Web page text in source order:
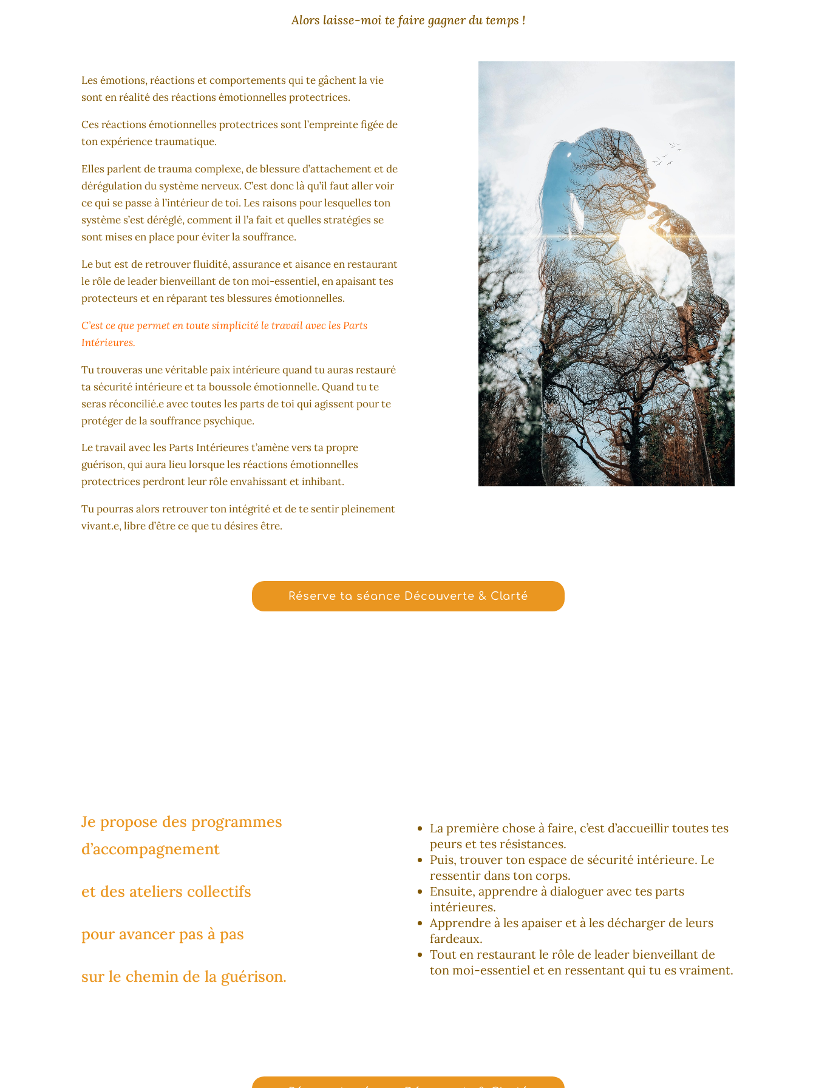
Alors laisse-moi te faire gagner du temps !
Les émotions, réactions et comportements qui te gâchent la vie
sont en réalité des réactions émotionnelles protectrices.
Ces réactions émotionnelles protectrices sont l’empreinte figée de
ton expérience traumatique.
Elles parlent de trauma complexe, de blessure d’attachement et de
dérégulation du système nerveux. C’est donc là qu’il faut aller voir
ce qui se passe à l’intérieur de toi. Les raisons pour lesquelles ton
système s’est déréglé, comment il l’a fait et quelles stratégies se
sont mises en place pour éviter la souffrance.
Le but est de retrouver fluidité, assurance et aisance en restaurant
le rôle de leader bienveillant de ton moi-essentiel, en apaisant tes
protecteurs et en réparant tes blessures émotionnelles.
C’est ce que permet en toute simplicité le travail avec les Parts
Intérieures.
Tu trouveras une véritable paix intérieure quand tu auras restauré
ta sécurité intérieure et ta boussole émotionnelle. Quand tu te
seras réconcilié.e avec toutes les parts de toi qui agissent pour te
protéger de la souffrance psychique.
Le travail avec les Parts Intérieures t’amène vers ta propre
guérison, qui aura lieu lorsque les réactions émotionnelles
protectrices perdront leur rôle envahissant et inhibant.
Tu pourras alors retrouver ton intégrité et de te sentir pleinement
vivant.e, libre d’être ce que tu désires être.
Réserve ta séance Découverte & Clarté
Je propose des programmes
d’accompagnement
et des ateliers collectifs
pour avancer pas à pas
sur le chemin de la guérison.
La première chose à faire, c’est d’accueillir toutes tes
peurs et tes résistances.
Puis, trouver ton espace de sécurité intérieure. Le
ressentir dans ton corps.
Ensuite, apprendre à dialoguer avec tes parts
intérieures.
Apprendre à les apaiser et à les décharger de leurs
fardeaux.
Tout en restaurant le rôle de leader bienveillant de
ton moi-essentiel et en ressentant qui tu es vraiment.